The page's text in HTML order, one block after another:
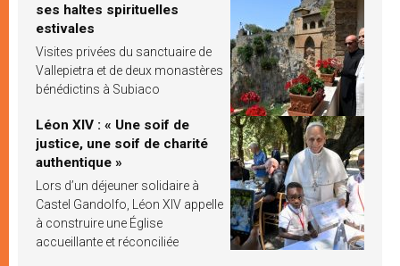
ses haltes spirituelles
estivales
Visites privées du sanctuaire de
Vallepietra et de deux monastères
bénédictins à Subiaco
Léon XIV : « Une soif de
justice, une soif de charité
authentique »
Lors d’un déjeuner solidaire à
Castel Gandolfo, Léon XIV appelle
à construire une Église
accueillante et réconciliée